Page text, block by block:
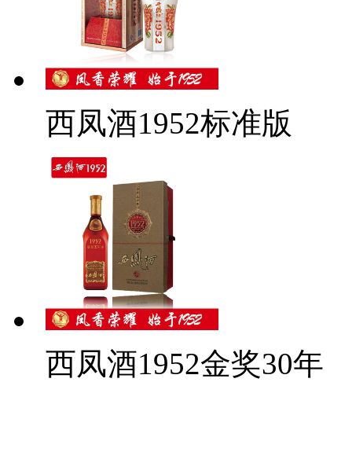
西凤酒1952标准版
西凤酒1952金奖30年